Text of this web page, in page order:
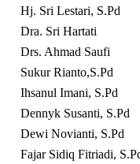
Hj. Sri Lestari, S.Pd
Dra. Sri Hartati
Drs. Ahmad Saufi
Sukur Rianto,S.Pd
Ihsanul Imani, S.Pd
Dennyk Susanti, S.Pd
Dewi Novianti, S.Pd
Fajar Sidiq Fitriadi,